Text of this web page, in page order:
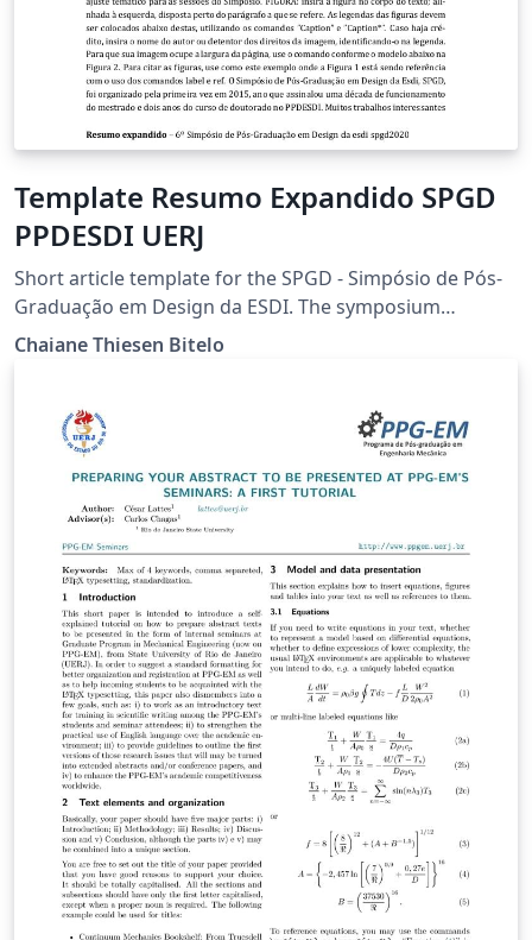
Template Resumo Expandido SPGD
PPDESDI UERJ
Short article template for the SPGD - Simpósio de Pós-
Graduação em Design da ESDI. The symposium
organized by the Postgraduate Design Program -
Chaiane Thiesen Bitelo